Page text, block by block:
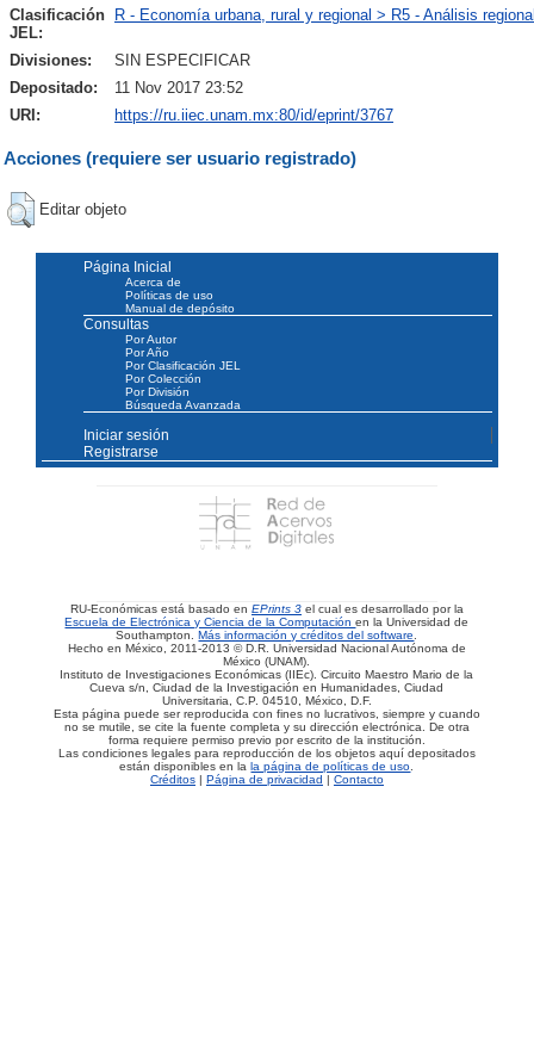
Clasificación
JEL:
R - Economía urbana, rural y regional > R5 - Análisis
Divisiones:
SIN ESPECIFICAR
Depositado:
11 Nov 2017 23:52
URI:
https://ru.iiec.unam.mx:80/id/eprint/3767
Acciones (requiere ser usuario registrado)
Editar objeto
Página Inicial
Acerca de
Políticas de uso
Manual de depósito
Consultas
Por Autor
Por Año
Por Clasificación JEL
Por Colección
Por División
Búsqueda Avanzada
Iniciar sesión
Registrarse
RU-Económicas está basado en EPrints 3 el cual es desarrollado por la
Escuela de Electrónica y Ciencia de la Computaciónen la Universidad de
Southampton.Más información y créditos del software.
Hecho en México, 2011-2013 © D.R. Universidad Nacional Autónoma de
México (UNAM).
Instituto de Investigaciones Económicas (IIEc). Circuito Maestro Mario de la
Cueva s/n, Ciudad de la Investigación en Humanidades, Ciudad
Universitaria, C.P. 04510, México, D.F.
Esta página puede ser reproducida con fines no lucrativos, siempre y cuando
no se mutile, se cite la fuente completa y su dirección electrónica. De otra
forma requiere permiso previo por escrito de la institución.
Las condiciones legales para reproducción de los objetos aquí depositados
están disponibles en lala página de políticas de uso.
Créditos| Página de privacidad | Contacto